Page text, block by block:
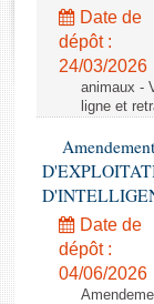
Rapports
Rapports sur
Baromètre de
Dossiers
Budget et
Questions
Comptes
Date de
dépôt :
24/03/2026
animaux -
ligne et
Date de
dépôt :
04/06/2026